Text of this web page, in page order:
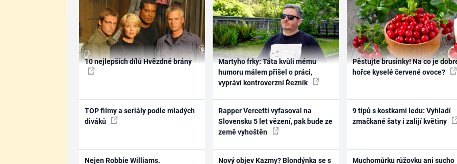
10 nejlepších dílů Hvězdné brány
TOP filmy a seriály podle mladých
diváků
Nejen Robbie Williams.
Martyho frky: Táta kvůli mému
humoru málem přišel o práci,
vypráví kontroverzní Řezník
Rapper Vercetti vyfasoval na
Slovensku 5 let vězení, pak bude ze
země vyhoštěn
Nový objev Kazmy? Blondýnka se s
Pěstujte brusinky! Na co je
hořce kyselé červené ovoce?
9 tipů s kostkami ledu: Vyhladí
zmačkané šaty i zalijí květiny
Muchomůrku růžovku ani sucho